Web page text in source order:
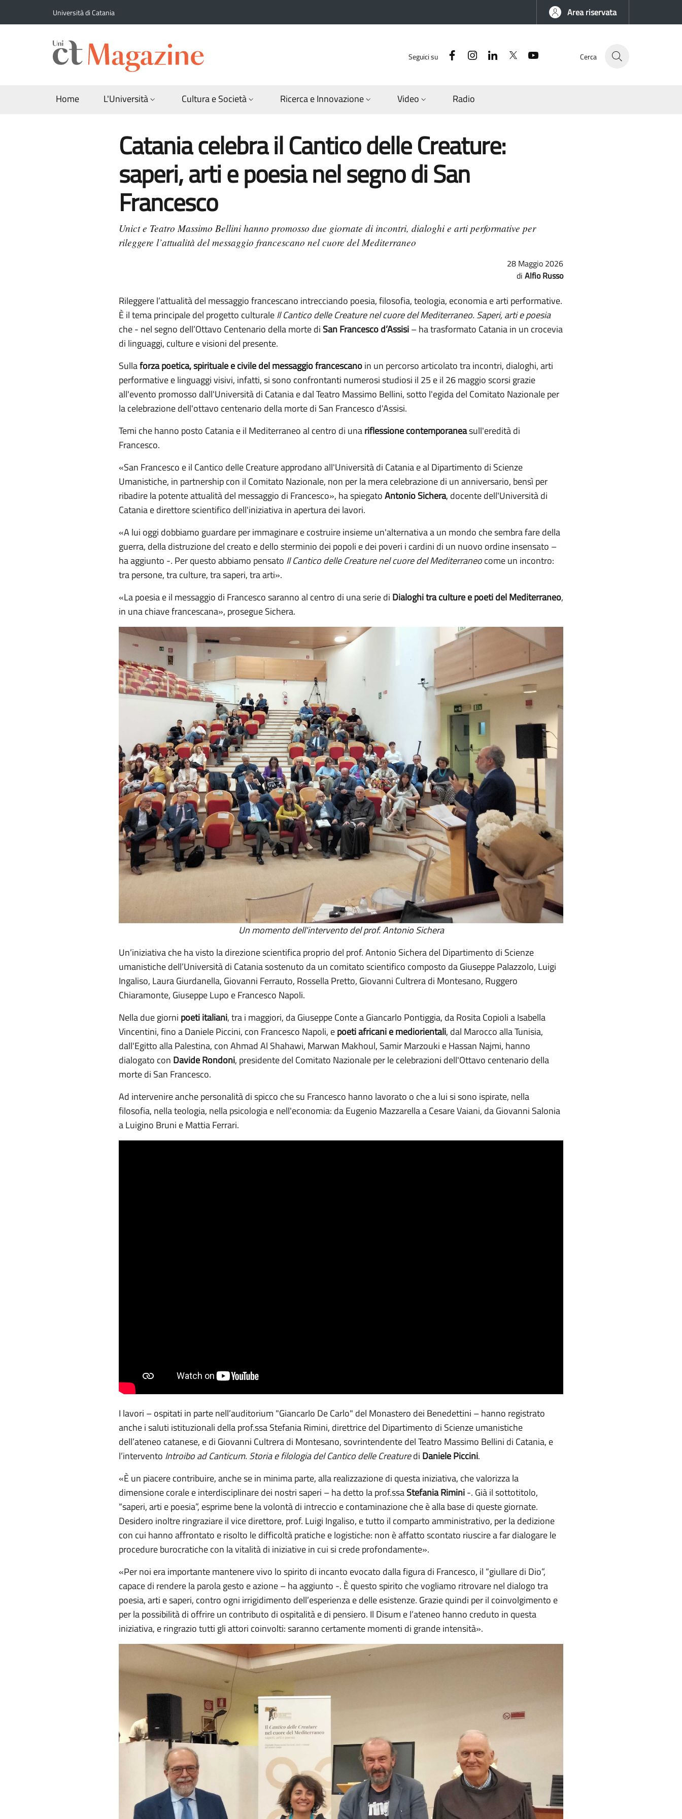
Università di Catania Area riservata
Seguici su FacebookInstagramLinkedinTwitter Cerca
Home L'Università Cultura e Società Ricerca e Innovazione Video Radio
Catania celebra il Cantico delle Creature:
saperi, arti e poesia nel segno di San
Francesco
Unict e Teatro Massimo Bellini hanno promosso due giornate di incontri, dialoghi e arti performative per
rileggere l’attualità del messaggio francescano nel cuore del Mediterraneo
28 Maggio 2026
Alfio Russo
Rileggere l’attualità del messaggio francescano intrecciando poesia, filosofia, teologia, economia e arti performative.
È il tema principale del progetto culturaleIl Cantico delle Creature nel cuore del Mediterraneo. Saperi, arti e poesia
che - nel segno dell’Ottavo Centenario della morte diSan Francesco d’Assisi– ha trasformato Catania in un crocevia
di linguaggi, culture e visioni del presente.
Sullaforza poetica, spirituale e civile del messaggio francescanoin un percorso articolato tra incontri, dialoghi, arti
performative e linguaggi visivi, infatti, si sono confrontanti numerosi studiosi il 25 e il 26 maggio scorsi grazie
all'evento promosso dall'Università di Catania e dal Teatro Massimo Bellini, sotto l'egida del Comitato Nazionale per
la celebrazione dell'ottavo centenario della morte di San Francesco d'Assisi.
Temi che hanno posto Catania e il Mediterraneo al centro di unariflessione contemporaneasull'eredità di
Francesco.
«San Francesco e il Cantico delle Creature approdano all'Università di Catania e al Dipartimento di Scienze
Umanistiche, in partnership con il Comitato Nazionale, non per la mera celebrazione di un anniversario, bensì per
ribadire la potente attualità del messaggio di Francesco», ha spiegatoAntonio Sichera, docente dell'Università di
Catania e direttore scientifico dell'iniziativa in apertura dei lavori.
«A lui oggi dobbiamo guardare per immaginare e costruire insieme un'alternativa a un mondo che sembra fare della
guerra, della distruzione del creato e dello sterminio dei popoli e dei poveri i cardini di un nuovo ordine insensato –
ha aggiunto -. Per questo abbiamo pensato Il Cantico delle Creature nel cuore del Mediterraneocome un incontro:
tra persone, tra culture, tra saperi, tra arti».
«La poesia e il messaggio di Francesco saranno al centro di una serie di Dialoghi tra culture e poeti del Mediterraneo,
in una chiave francescana», prosegue Sichera.
Un momento dell'intervento del prof. Antonio Sichera
Un’iniziativa che ha visto la direzione scientifica proprio del prof. Antonio Sichera del Dipartimento di Scienze
umanistiche dell’Università di Catania sostenuto da un comitato scientifico composto da Giuseppe Palazzolo, Luigi
Ingaliso, Laura Giurdanella, Giovanni Ferrauto, Rossella Pretto, Giovanni Cultrera di Montesano, Ruggero
Chiaramonte, Giuseppe Lupo e Francesco Napoli.
Nella due giorni poeti italiani, tra i maggiori, da Giuseppe Conte a Giancarlo Pontiggia, da Rosita Copioli a Isabella
Vincentini, fino a Daniele Piccini, con Francesco Napoli, epoeti africani e mediorientali, dal Marocco alla Tunisia,
dall'Egitto alla Palestina, con Ahmad Al Shahawi, Marwan Makhoul, Samir Marzouki e Hassan Najmi, hanno
dialogato con Davide Rondoni, presidente del Comitato Nazionale per le celebrazioni dell'Ottavo centenario della
morte di San Francesco.
Ad intervenire anche personalità di spicco che su Francesco hanno lavorato o che a lui si sono ispirate, nella
filosofia, nella teologia, nella psicologia e nell'economia: da Eugenio Mazzarella a Cesare Vaiani, da Giovanni Salonia
a Luigino Bruni e Mattia Ferrari.
I lavori – ospitati in parte nell’auditorium "Giancarlo De Carlo" del Monastero dei Benedettini – hanno registrato
anche i saluti istituzionali della prof.ssa Stefania Rimini, direttrice del Dipartimento di Scienze umanistiche
dell’ateneo catanese, e di Giovanni Cultrera di Montesano, sovrintendente del Teatro Massimo Bellini di Catania, e
l’intervento Introibo ad Canticum. Storia e filologia del Cantico delle Creaturedi Daniele Piccini.
«È un piacere contribuire, anche se in minima parte, alla realizzazione di questa iniziativa, che valorizza la
dimensione corale e interdisciplinare dei nostri saperi – ha detto la prof.ssaStefania Rimini-. Già il sottotitolo,
“saperi, arti e poesia”, esprime bene la volontà di intreccio e contaminazione che è alla base di queste giornate.
Desidero inoltre ringraziare il vice direttore, prof. Luigi Ingaliso, e tutto il comparto amministrativo, per la dedizione
con cui hanno affrontato e risolto le difficoltà pratiche e logistiche: non è affatto scontato riuscire a far dialogare le
procedure burocratiche con la vitalità di iniziative in cui si crede profondamente».
«Per noi era importante mantenere vivo lo spirito di incanto evocato dalla figura di Francesco, il “giullare di Dio”,
capace di rendere la parola gesto e azione – ha aggiunto -. È questo spirito che vogliamo ritrovare nel dialogo tra
poesia, arti e saperi, contro ogni irrigidimento dell’esperienza e delle esistenze. Grazie quindi per il coinvolgimento e
per la possibilità di offrire un contributo di ospitalità e di pensiero. Il Disum e l’ateneo hanno creduto in questa
iniziativa, e ringrazio tutti gli attori coinvolti: saranno certamente momenti di grande intensità».